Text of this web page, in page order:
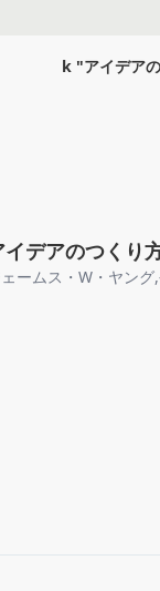
k"アイデア
イデアのつくり
ームス・W・ヤング,